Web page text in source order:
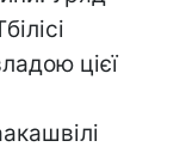
цієї